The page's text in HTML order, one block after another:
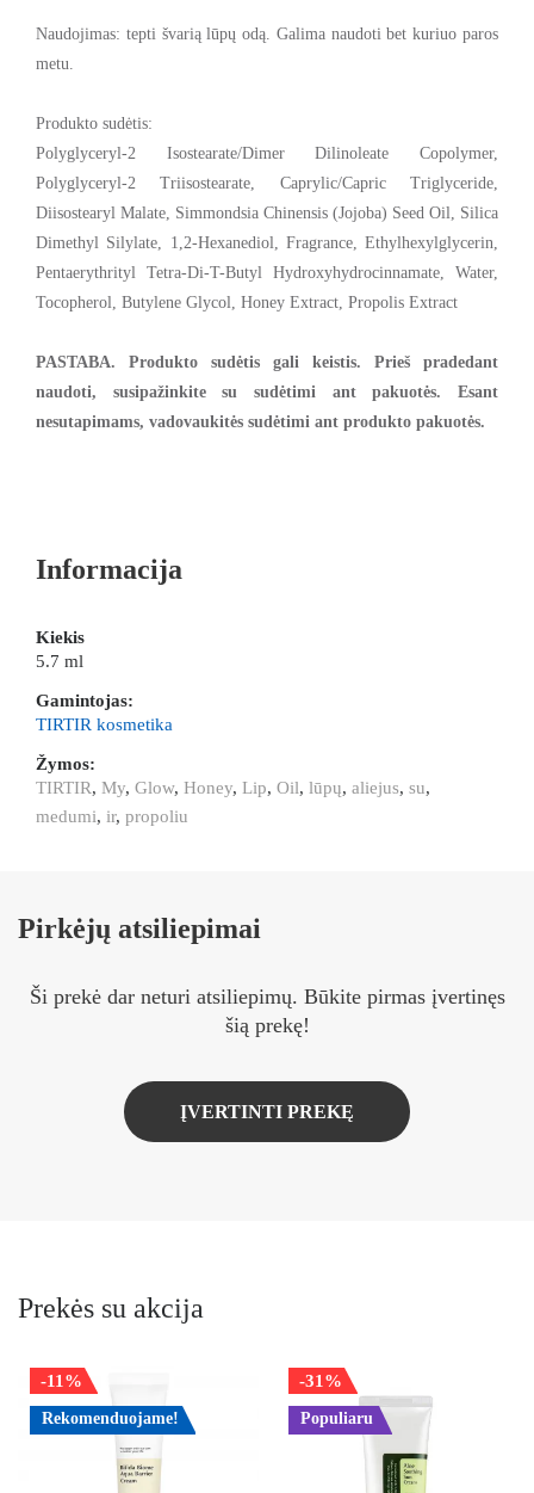
Naudojimas: tepti švarią lūpų odą. Galima naudoti bet kuriuo paros
metu.
Produkto sudėtis:
Polyglyceryl-2 Isostearate/Dimer Dilinoleate Copolymer,
Polyglyceryl-2 Triisostearate, Caprylic/Capric Triglyceride,
Diisostearyl Malate, Simmondsia Chinensis (Jojoba) Seed Oil, Silica
Dimethyl Silylate, 1,2-Hexanediol, Fragrance, Ethylhexylglycerin,
Pentaerythrityl Tetra-Di-T-Butyl Hydroxyhydrocinnamate, Water,
Tocopherol, Butylene Glycol, Honey Extract, Propolis Extract
PASTABA. Produkto sudėtis gali keistis. Prieš pradedant
naudoti, susipažinkite su sudėtimi ant pakuotės. Esant
nesutapimams, vadovaukitės sudėtimi ant produkto pakuotės.
Informacija
Kiekis
5.7 ml
Gamintojas:
TIRTIR kosmetika
Žymos:
TIRTIR, My, Glow, Honey, Lip, Oil, lūpų, aliejus, su,
medumi, ir, propoliu
Pirkėjų atsiliepimai
Ši prekė dar neturi atsiliepimų. Būkite pirmas įvertinęs
šią prekę!
ĮVERTINTI PREKĘ
Prekės su akcija
-11%
Rekomenduojame!
-31%
Populiaru